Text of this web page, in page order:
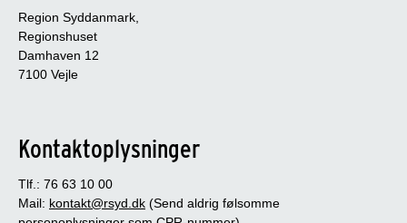
Region Syddanmark,
Regionshuset
Damhaven 12
7100 Vejle
Kontaktoplysninger
Tlf.: 76 63 10 00
Mail: kontakt@rsyd.dk (Send aldrig følsomme